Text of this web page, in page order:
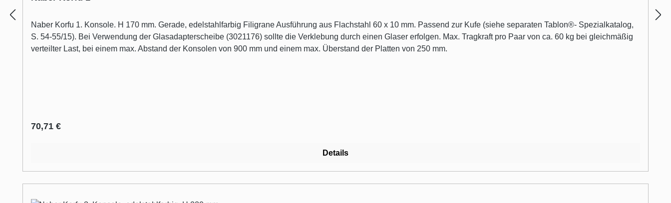
Naber Korfu 1. Konsole. H 170 mm. Gerade, edelstahlfarbig Filigrane Ausführung aus Flachstahl 60 x 10 mm. Passend zur Kufe (siehe separaten Tablon®- Spezialkatalog,
S. 54-55/15). Bei Verwendung der Glasadapterscheibe (3021176) sollte die Verklebung durch einen Glaser erfolgen. Max. Tragkraft pro Paar von ca. 60 kg bei gleichmäßig
verteilter Last, bei einem max. Abstand der Konsolen von 900 mm und einem max. Überstand der Platten von 250 mm.
Regulärer Preis:
70,71 €
Details